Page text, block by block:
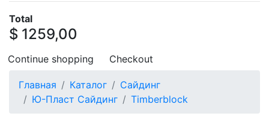
Total
$ 1259,00
Continue shopping Checkout
Главная Каталог
Сайдинг
Ю-Пласт Сайдинг
Timberblock